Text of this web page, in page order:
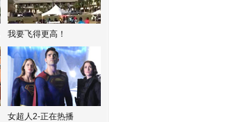
我要飞得更高！
女超人2-正在热播